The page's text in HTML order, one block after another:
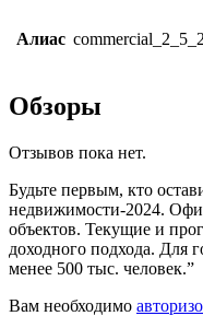
Алиас
Обзоры
Отзывов пока нет.
Будьте первым, кто
недвижимости-2024.
объектов. Текущие и
доходного подхода. Для
менее 500 тыс. человек.”
Вам необходимо